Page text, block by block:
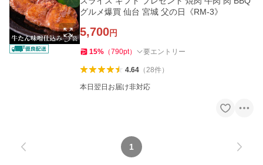
グルメ爆買 仙台 宮城 父の日《RM-3》
5,700円
15% （790pt） 要エントリー
4.64（ 28件）
本日翌日お届け非対応
1